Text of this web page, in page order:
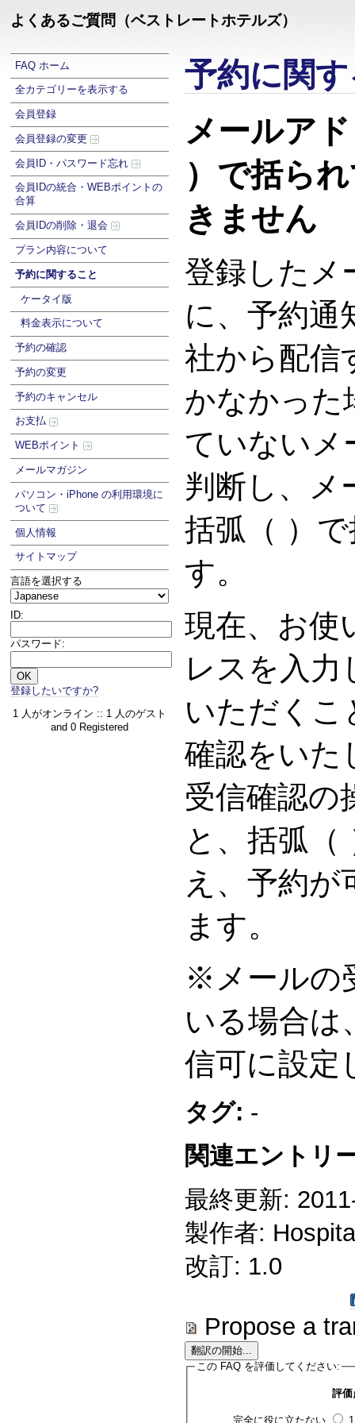
よくあるご質問（ベストレートホテルズ）
FAQ ホーム
全カテゴリーを表示する
会員登録
会員登録の変更
会員ID・パスワード忘れ
会員IDの統合・WEBポイントの
合算
会員IDの削除・退会
プラン内容について
予約に関すること
ケータイ版
料金表示について
予約の確認
予約の変更
予約のキャンセル
お支払
WEBポイント
メールマガジン
パソコン・iPhone の利用環境に
ついて
個人情報
サイトマップ
言語を選択する
ID:
パスワード:
登録したいですか?
1 人がオンライン :: 1 人のゲスト
and 0 Registered
予約に関
メールア
）で括ら
きません
登録したメ
に、予約通
社から配信
かなかった
ていないメ
判断し、メ
括弧（ ）
す。
現在、お使
レスを入力
いただくこ
確認をいた
受信確認の
と、括弧（
え、予約が
ます。
※メールの
いる場合は
信可に設定
タグ: -
関連エントリ
最終更新:
製作者:
改訂: 1.0
Propose a
この FAQ を評価してください:
評価
完全に役に立たない